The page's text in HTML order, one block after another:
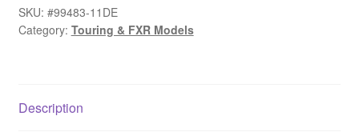
11DE
quantity
SKU: #99483-11DE
Category: Touring & FXR Models
Description